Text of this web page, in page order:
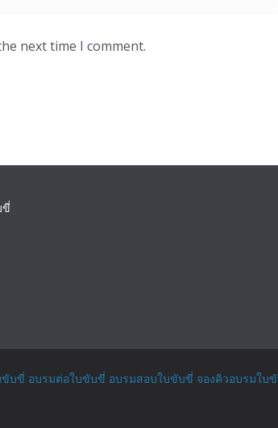
next time I comment.
ขี่
บขี่ อบรมต่อใบขับขี่ อบรมสอบใบขับขี่ จองคิวอบรมใบ